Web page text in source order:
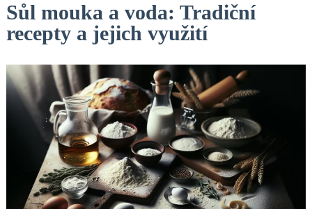
Sůl mouka a voda: Tradiční
recepty a jejich využití